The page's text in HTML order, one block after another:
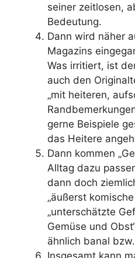
seiner zeitlosen,
Bedeutung.
Dann wird näher
Magazins
Was irritiert, ist
auch den
„mit heiteren,
gerne Beispiele
das Heitere
Dann kommen
Alltag dazu
dann doch
„äußerst
„unterschätzte
Gemüse und
ähnlich banal
Insgesamt kann